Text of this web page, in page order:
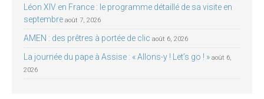
Léon XIV en France : le programme détaillé de sa visite en
septembre août 7, 2026
AMEN : des prêtres à portée de clic août 6, 2026
La journée du pape à Assise : « Allons-y ! Let’s go ! » août 6,
2026